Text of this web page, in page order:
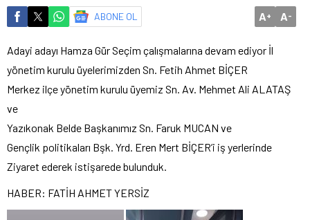
ABONE OL A+ A-
Adayi adayı Hamza Gür Seçim çalışmalarına devam ediyor İl
yönetim kurulu üyelerimizden Sn. Fetih Ahmet BİÇER
Merkez ilçe yönetim kurulu üyemiz Sn. Av. Mehmet Ali ALATAŞ
ve
Yazıkonak Belde Başkanımız Sn. Faruk MUCAN ve
Gençlik politikaları Bşk. Yrd. Eren Mert BİÇER’i iş yerlerinde
Ziyaret ederek istişarede bulunduk.
HABER: FATİH AHMET YERSİZ